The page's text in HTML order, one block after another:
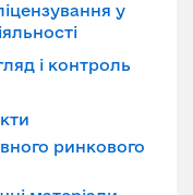
у
і контроль
ринкового